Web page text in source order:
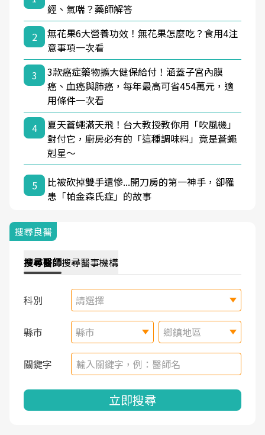
經、氣喘？藥師解答
2
無花果6大營養功效！無花果怎麼吃？食用4注
意事項一次看
3
3款癌症藥物擴大健保給付！涵蓋子宮內膜
癌、血癌與肺癌，每年最高可省454萬元，適
用條件一次看
4
夏天蒼蠅滿天飛！台大教授教你用「吹風機」
對付它，廚房必有的「這種調味料」竟是蒼蠅
剋星～
5
比被砍掉雙手還慘...開刀房的第一神手，卻罹
患「帕金森氏症」的故事
搜尋良醫
搜尋醫師搜尋醫事機構
科別 請選擇
縣市 縣市 鄉鎮地區
關鍵字
立即搜尋